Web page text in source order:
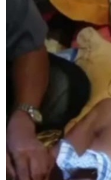
Salurkan
MBG Sesuai
SOP,
Sugeng:
Segar dan
Berbahan
Baku Baru
SMSI Terima
Jawaban
Kejati
Jambi Soal
Kasus Rp2,1
Miliar PUPR
Tebo